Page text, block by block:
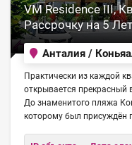
VM Residence III,
Рассрочку на 5 Лет
Анталия /
Практически из каждой
открывается прекрасный
До знаменитого пляжа
которому был присуждён